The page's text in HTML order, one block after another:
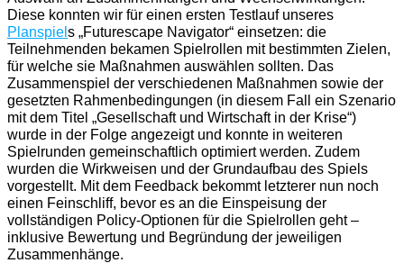
Diese konnten wir für einen ersten Testlauf unseres
Planspiels „Futurescape Navigator“ einsetzen: die
Teilnehmenden bekamen Spielrollen mit bestimmten Zielen,
für welche sie Maßnahmen auswählen sollten. Das
Zusammenspiel der verschiedenen Maßnahmen sowie der
gesetzten Rahmenbedingungen (in diesem Fall ein Szenario
mit dem Titel „Gesellschaft und Wirtschaft in der Krise“)
wurde in der Folge angezeigt und konnte in weiteren
Spielrunden gemeinschaftlich optimiert werden. Zudem
wurden die Wirkweisen und der Grundaufbau des Spiels
vorgestellt. Mit dem Feedback bekommt letzterer nun noch
einen Feinschliff, bevor es an die Einspeisung der
vollständigen Policy-Optionen für die Spielrollen geht –
inklusive Bewertung und Begründung der jeweiligen
Zusammenhänge.